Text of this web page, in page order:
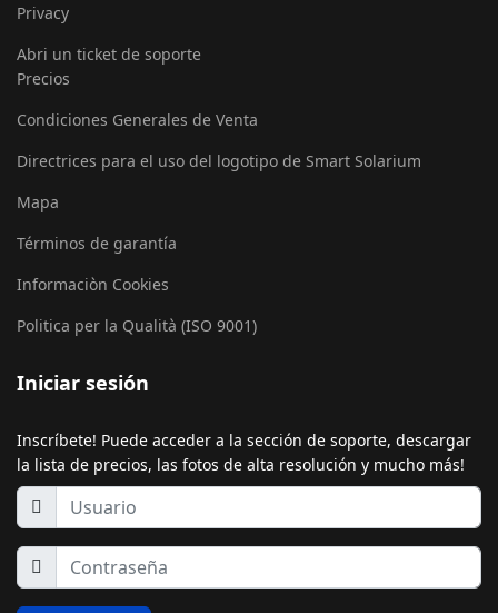
Privacy
Abri un ticket de soporte
Precios
Condiciones Generales de Venta
Directrices para el uso del logotipo de Smart Solarium
Mapa
Términos de garantía
Informaciòn Cookies
Politica per la Qualità (ISO 9001)
Iniciar sesión
Inscríbete! Puede acceder a la sección de soporte, descargar
la lista de precios, las fotos de alta resolución y mucho más!